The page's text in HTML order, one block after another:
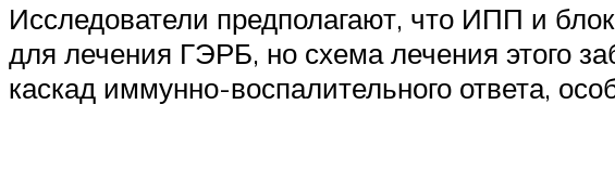
Исследователи предполагают, что ИПП и
для лечения ГЭРБ, но схема лечения этого
каскад иммунно-воспалительного ответа,